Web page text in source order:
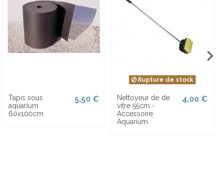
Tapis sous
aquarium
60x100cm
5,50 €
Rupture de stock
Nettoyeur de de
vitre 55cm -
Accessoire
Aquarium
4,00 €